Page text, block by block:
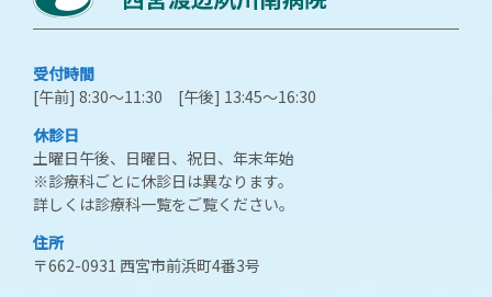
受付時間
[午前] 8:30～11:30 [午後] 13:45～16:30
休診日
土曜日午後、日曜日、祝日、年末年始
※診療科ごとに休診日は異なります。
詳しくは診療科一覧をご覧ください。
住所
〒662-0931 西宮市前浜町4番3号